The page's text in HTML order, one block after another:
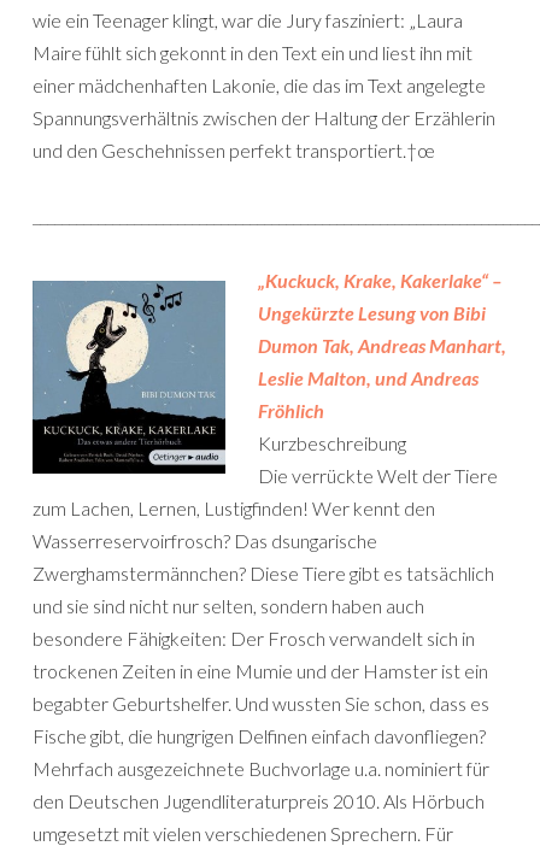
wie ein Teenager klingt, war die Jury fasziniert: „Laura
Maire fühlt sich gekonnt in den Text ein und liest ihn mit
einer mädchenhaften Lakonie, die das im Text angelegte
Spannungsverhältnis zwischen der Haltung der Erzählerin
und den Geschehnissen perfekt transportiert.†œ
„Kuckuck, Krake, Kakerlake“ –
Ungekürzte Lesung von Bibi
Dumon Tak, Andreas Manhart,
Leslie Malton, und Andreas
Fröhlich
Kurzbeschreibung
Die verrückte Welt der Tiere
zum Lachen, Lernen, Lustigfinden! Wer kennt den
Wasserreservoirfrosch? Das dsungarische
Zwerghamstermännchen? Diese Tiere gibt es tatsächlich
und sie sind nicht nur selten, sondern haben auch
besondere Fähigkeiten: Der Frosch verwandelt sich in
trockenen Zeiten in eine Mumie und der Hamster ist ein
begabter Geburtshelfer. Und wussten Sie schon, dass es
Fische gibt, die hungrigen Delfinen einfach davonfliegen?
Mehrfach ausgezeichnete Buchvorlage u.a. nominiert für
den Deutschen Jugendliteraturpreis 2010. Als Hörbuch
umgesetzt mit vielen verschiedenen Sprechern. Für